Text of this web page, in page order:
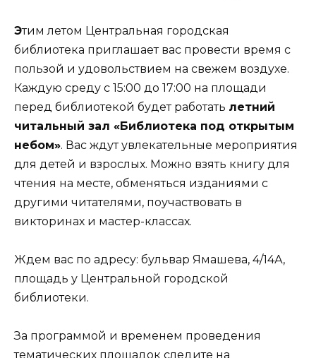
Этим летом Центральная городская
библиотека приглашает вас провести время с
пользой и удовольствием на свежем воздухе.
Каждую среду с 15:00 до 17:00 на площади
перед библиотекой будет работать летний
читальный зал «Библиотека под открытым
небом». Вас ждут увлекательные мероприятия
для детей и взрослых. Можно взять книгу для
чтения на месте, обменяться изданиями с
другими читателями, поучаствовать в
викторинах и мастер-классах.
Ждем вас по адресу: бульвар Ямашева, 4/14А,
площадь у Центральной городской
библиотеки.
За программой и временем проведения
тематических площадок следите на